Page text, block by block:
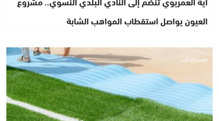
العيون يواصل استقطاب المواهب الشابة
مستجدات